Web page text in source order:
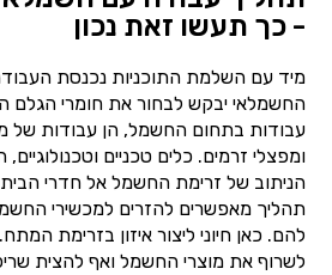
- כך תעשו זאת נכון
מיד עם השלמת התוכניות נכנסת
החשמלאי יבקש לבחור את חומרי הגלם
עבודות בתחום החשמל, הן עבודות של
ומפצלי זרמים. כלים טכניים
הניתוב של זרימת החשמל אל חדרי הבית
תהליך מאפשרים להזרים למכשירי
להם. כאן חיוני ליצור איזון בזרימת
לשרוף את מוצרי החשמל ואף להצית